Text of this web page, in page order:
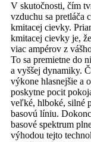
V skutočnosti, čím
vzduchu sa pretláča
kmitacej cievky.
kmitacej cievky je,
viac ampérov z
To sa premietne do
a vyššej dynamiky.
výkone hlasnejšie a
poskytne pocit
veľké, hlboké, silné
basovú líniu.
basové spektrum
výhodou tejto